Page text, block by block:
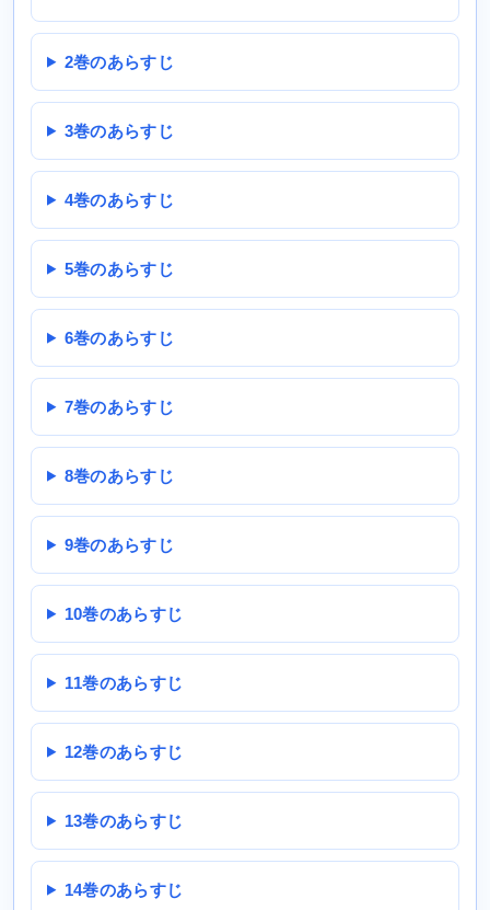
2巻のあらすじ
3巻のあらすじ
4巻のあらすじ
5巻のあらすじ
6巻のあらすじ
7巻のあらすじ
8巻のあらすじ
9巻のあらすじ
10巻のあらすじ
11巻のあらすじ
12巻のあらすじ
13巻のあらすじ
14巻のあらすじ